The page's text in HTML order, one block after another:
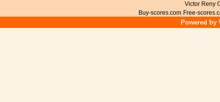
Victor Reny
Buy-scores.com Free-
Powered by